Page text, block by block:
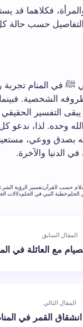
فكلاهما قد
التفاصيل حسب
ﷺ في المنام تجربة
الشخصية.
التفسير
الله وحده. لذا،
بصدق ووعي،
الدنيا والآخرة.
حسب القرآنتفسير الرؤية
خطبة النبي في الحلمدلالات
المقال السابق
مع العائلة في
المقال التالي
القمر في